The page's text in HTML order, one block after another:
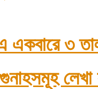
৩